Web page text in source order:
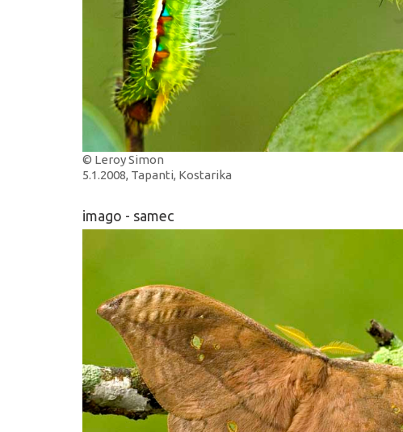
© Leroy Simon
5.1.2008, Tapanti, Kostarika
imago - samec